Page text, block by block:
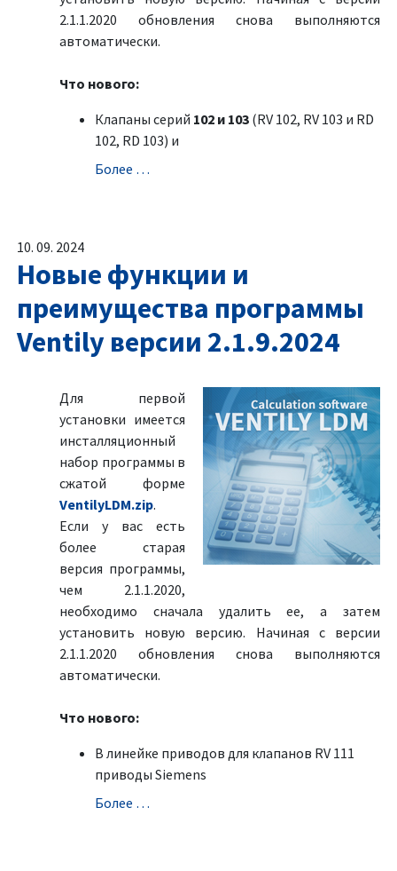
2.1.1.2020 обновления снова выполняются
автоматически.
Что нового:
Клапаны серий 102 и 103 (RV 102, RV 103 и RD
102, RD 103) и
Болeе …
10. 09. 2024
Новые функции и
преимущества программы
Ventily версии 2.1.9.2024
Для первой
установки имеется
инсталляционный
набор программы в
сжатой форме
VentilyLDM.zip.
Если у вас есть
более старая
версия программы,
чем 2.1.1.2020,
необходимо сначала удалить ее, а затем
установить новую версию. Начиная с версии
2.1.1.2020 обновления снова выполняются
автоматически.
Что нового:
В линейке приводов для клапанов RV 111
приводы Siemens
Болeе …